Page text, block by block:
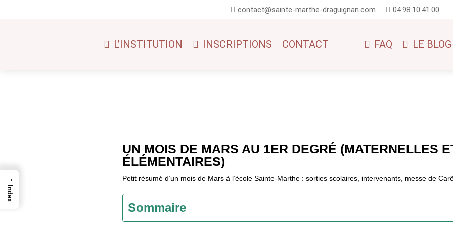
contact@sainte-marthe-draguignan.com 04.98.10.41.00
L’INSTITUTION INSCRIPTIONS CONTACT FAQ LE BLOG
UN MOIS DE MARS AU 1ER DEGRÉ (MATERNELLES
ÉLÉMENTAIRES)
Petit résumé d’un mois de Mars à l’école Sainte-Marthe : sorties scolaires, intervenants, messe de
Sommaire
→
Index